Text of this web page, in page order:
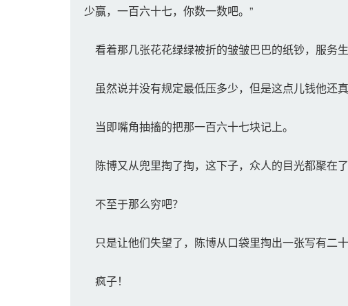
少赢，一百六十七，你数一数吧。”
看着那几张花花绿绿被折的皱皱巴巴的纸钞，服务
虽然说并没有规定最低压多少，但是这点儿钱他还真
当即嘴角抽搐的把那一百六十七块记上。
陈博又从兜里掏了掏，这下子，众人的目光都聚在
不至于那么穷吧？
只是让他们失望了，陈博从口袋里掏出一张写有二
疯子！